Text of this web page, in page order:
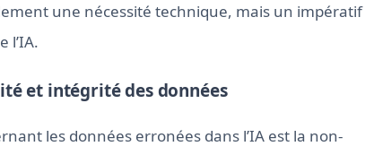
une nécessité technique, mais un impératif
l’IA.
et intégrité des données
les données erronées dans l’IA est la non-